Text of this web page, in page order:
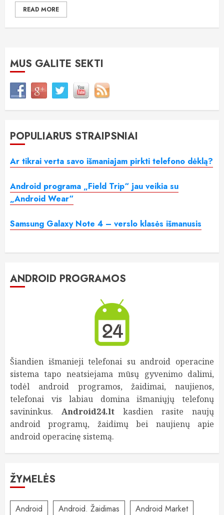
READ MORE
MUS GALITE SEKTI
POPULIARŪS STRAIPSNIAI
Ar tikrai verta savo išmaniajam pirkti telefono dėklą?
Android programa „Field Trip“ jau veikia su
„Android Wear“
Samsung Galaxy Note 4 – verslo klasės išmanusis
ANDROID PROGRAMOS
Šiandien išmanieji telefonai su android operacine
sistema tapo neatsiejama mūsų gyvenimo dalimi,
todėl android programos, žaidimai, naujienos,
telefonai vis labiau domina išmaniųjų telefonų
savininkus. Android24.lt kasdien rasite naujų
android programų, žaidimų bei naujienų apie
android operacinę sistemą.
ŽYMELĖS
Android Android. Žaidimas
Android Market